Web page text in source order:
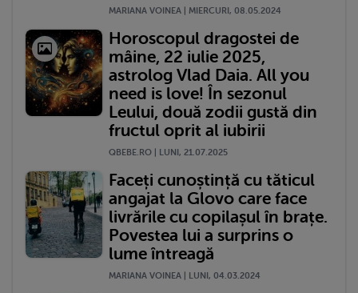
MARIANA VOINEA | MIERCURI, 08.05.2024
Horoscopul dragostei de
mâine, 22 iulie 2025,
astrolog Vlad Daia. All you
need is love! În sezonul
Leului, două zodii gustă din
fructul oprit al iubirii
QBEBE.RO | LUNI, 21.07.2025
Faceți cunoștință cu tăticul
angajat la Glovo care face
livrările cu copilașul în brațe.
Povestea lui a surprins o
lume întreagă
MARIANA VOINEA | LUNI, 04.03.2024